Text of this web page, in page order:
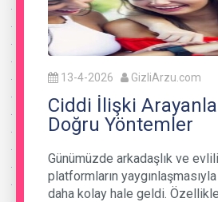
13-4-2026 GizliArzu.com
Ciddi İlişki
Doğru Yöntemler
Günümüzde arkadaşlık ve
platformların
daha kolay hale geldi.